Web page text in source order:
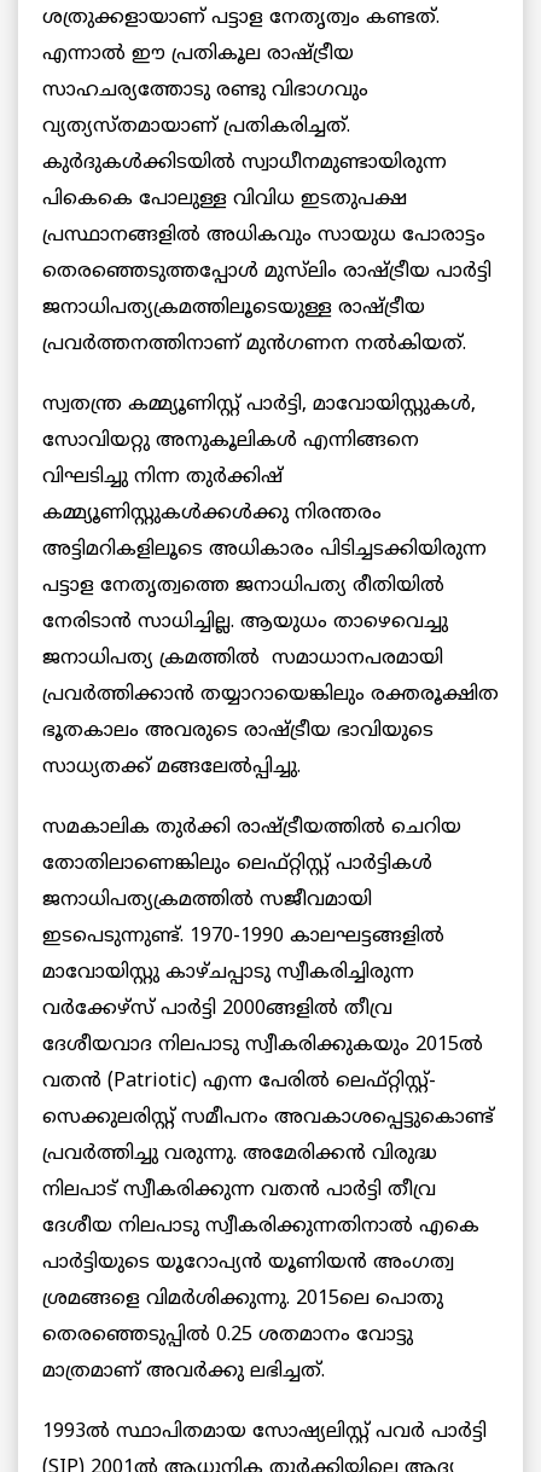
ശത്രുക്കളായാണ് പട്ടാള നേതൃത്വം കണ്ടത്.
എന്നാൽ ഈ പ്രതികൂല രാഷ്ട്രീയ
സാഹചര്യത്തോടു രണ്ടു വിഭാഗവും
വ്യത്യസ്തമായാണ് പ്രതികരിച്ചത്.
കുർദുകൾക്കിടയിൽ സ്വാധീനമുണ്ടായിരുന്ന
പികെകെ പോലുള്ള വിവിധ ഇടതുപക്ഷ
പ്രസ്ഥാനങ്ങളിൽ അധികവും സായുധ പോരാട്ടം
തെരഞ്ഞെടുത്തപ്പോൾ മുസ്‌ലിം രാഷ്ട്രീയ പാർട്ടി
ജനാധിപത്യക്രമത്തിലൂടെയുള്ള രാഷ്ട്രീയ
പ്രവർത്തനത്തിനാണ് മുൻഗണന നൽകിയത്.
സ്വതന്ത്ര കമ്മ്യൂണിസ്റ്റ് പാർട്ടി, മാവോയിസ്റ്റുകൾ,
സോവിയറ്റു അനുകൂലികൾ എന്നിങ്ങനെ
വിഘടിച്ചു നിന്ന തുർക്കിഷ്
കമ്മ്യൂണിസ്റ്റുകൾക്കൾക്കു നിരന്തരം
അട്ടിമറികളിലൂടെ അധികാരം പിടിച്ചടക്കിയിരുന്ന
പട്ടാള നേതൃത്വത്തെ ജനാധിപത്യ രീതിയിൽ
നേരിടാൻ സാധിച്ചില്ല. ആയുധം താഴെവെച്ചു
ജനാധിപത്യ ക്രമത്തിൽ സമാധാനപരമായി
പ്രവർത്തിക്കാൻ തയ്യാറായെങ്കിലും രക്തരൂക്ഷിത
ഭൂതകാലം അവരുടെ രാഷ്ട്രീയ ഭാവിയുടെ
സാധ്യതക്ക് മങ്ങലേൽപ്പിച്ചു.
സമകാലിക തുർക്കി രാഷ്ട്രീയത്തിൽ ചെറിയ
തോതിലാണെങ്കിലും ലെഫ്റ്റിസ്റ്റ് പാർട്ടികൾ
ജനാധിപത്യക്രമത്തിൽ സജീവമായി
ഇടപെടുന്നുണ്ട്. 1970-1990 കാലഘട്ടങ്ങളിൽ
മാവോയിസ്റ്റു കാഴ്ചപ്പാടു സ്വീകരിച്ചിരുന്ന
വർക്കേഴ്സ് പാർട്ടി 2000ങ്ങളിൽ തീവ്ര
ദേശീയവാദ നിലപാടു സ്വീകരിക്കുകയും 2015ൽ
വതൻ (Patriotic) എന്ന പേരിൽ ലെഫ്റ്റിസ്റ്റ്-
സെക്കുലരിസ്റ്റ് സമീപനം അവകാശപ്പെട്ടുകൊണ്ട്
പ്രവർത്തിച്ചു വരുന്നു. അമേരിക്കൻ വിരുദ്ധ
നിലപാട് സ്വീകരിക്കുന്ന വതൻ പാർട്ടി തീവ്ര
ദേശീയ നിലപാടു സ്വീകരിക്കുന്നതിനാൽ എകെ
പാർട്ടിയുടെ യൂറോപ്യൻ യൂണിയൻ അംഗത്വ
ശ്രമങ്ങളെ വിമർശിക്കുന്നു. 2015ലെ പൊതു
തെരഞ്ഞെടുപ്പിൽ 0.25 ശതമാനം വോട്ടു
മാത്രമാണ് അവർക്കു ലഭിച്ചത്.
1993ൽ സ്ഥാപിതമായ സോഷ്യലിസ്റ്റ് പവർ പാർട്ടി